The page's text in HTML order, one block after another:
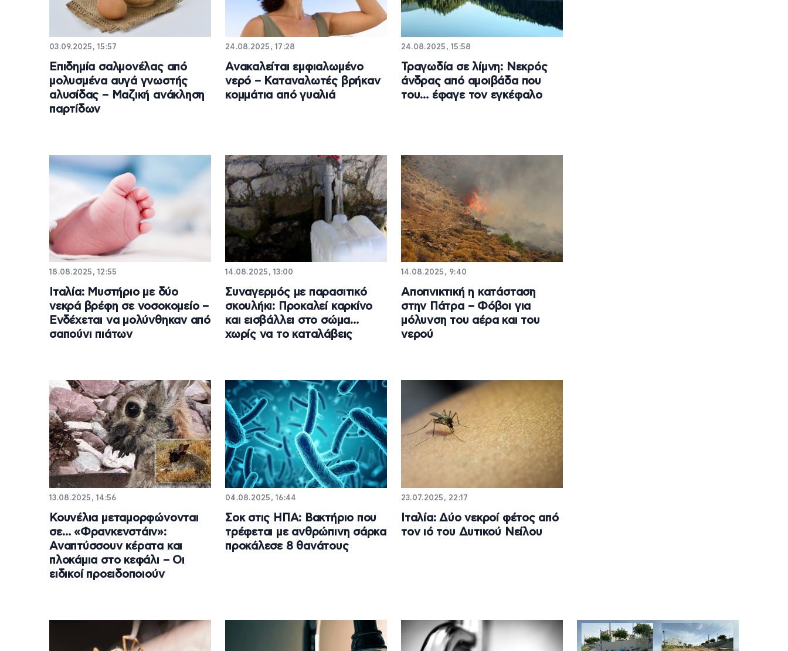
03.09.2025, 15:57
Επιδημία σαλμονέλας από
μολυσμένα αυγά γνωστής
αλυσίδας – Μαζική ανάκληση
παρτίδων
24.08.2025, 17:28
Ανακαλείται εμφιαλωμένο
νερό – Καταναλωτές βρήκαν
κομμάτια από γυαλιά
24.08.2025, 15:58
Τραγωδία σε λίμνη: Νεκρός
άνδρας από αμοιβάδα που
του… έφαγε τον εγκέφαλο
18.08.2025, 12:55
Ιταλία: Μυστήριο με δύο
νεκρά βρέφη σε νοσοκομείο –
Ενδέχεται να μολύνθηκαν από
σαπούνι πιάτων
14.08.2025, 13:00
Συναγερμός με παρασιτικό
σκουλήκι: Προκαλεί καρκίνο
και εισβάλλει στο σώμα…
χωρίς να το καταλάβεις
14.08.2025, 9:40
Αποπνικτική η κατάσταση
στην Πάτρα – Φόβοι για
μόλυνση του αέρα και του
νερού
13.08.2025, 14:56
Κουνέλια μεταμορφώνονται
σε… «Φρανκενστάιν»:
Αναπτύσσουν κέρατα και
πλοκάμια στο κεφάλι – Οι
ειδικοί προειδοποιούν
04.08.2025, 16:44
Σοκ στις ΗΠΑ: Βακτήριο που
τρέφεται με ανθρώπινη σάρκα
προκάλεσε 8 θανάτους
23.07.2025, 22:17
Ιταλία: Δύο νεκροί φέτος από
τον ιό του Δυτικού Νείλου